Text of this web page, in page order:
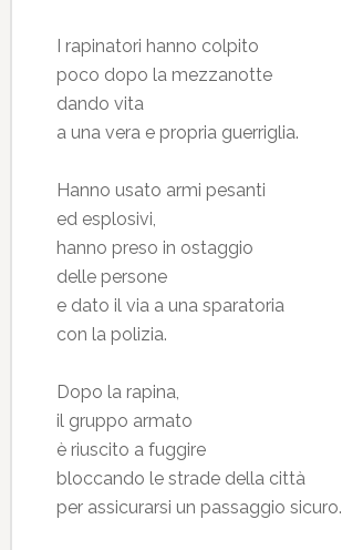
I rapinatori hanno colpito
poco dopo la mezzanotte
dando vita
a una vera e propria guerriglia.
Hanno usato armi pesanti
ed esplosivi,
hanno preso in ostaggio
delle persone
e dato il via a una sparatoria
con la polizia.
Dopo la rapina,
il gruppo armato
è riuscito a fuggire
bloccando le strade della città
per assicurarsi un passaggio sicuro.